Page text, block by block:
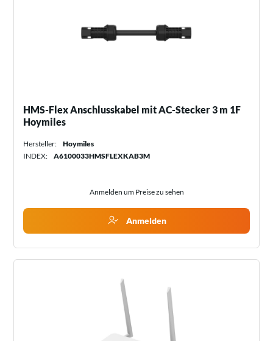
HMS-Flex Anschlusskabel mit AC-Stecker 3 m 1F
Hoymiles
Hersteller:
Hoymiles
INDEX:
A6100033HMSFLEXKAB3M
Anmelden um Preise zu sehen
Anmelden